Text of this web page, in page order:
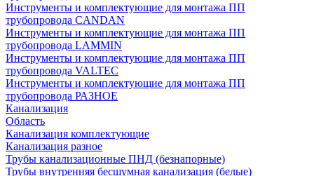
Инструменты и комплектующие для монтажа ПП
трубопровода CANDAN
Инструменты и комплектующие для монтажа ПП
трубопровода LAMMIN
Инструменты и комплектующие для монтажа ПП
трубопровода VALTEC
Инструменты и комплектующие для монтажа ПП
трубопровода РАЗНОЕ
Канализация
Область
Канализация комплектующие
Канализация разное
Трубы канализационные ПНД (безнапорные)
Трубы внутренняя бесшумная канализация (белые)